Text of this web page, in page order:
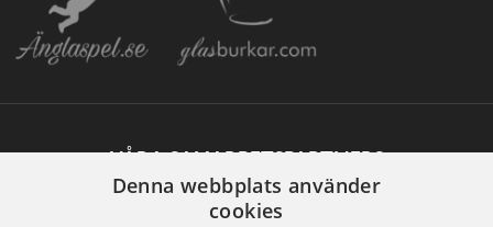
VÅRA SAMARBETSPARTNERS
Denna webbplats använder
cookies